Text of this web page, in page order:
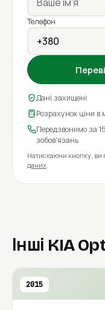
Телефон
Дані захищені
Розрахунок ціни в
Передзвонимо за
зобов'язань
Натискаючи кнопку, ви
даних.
Інші KIA
2015